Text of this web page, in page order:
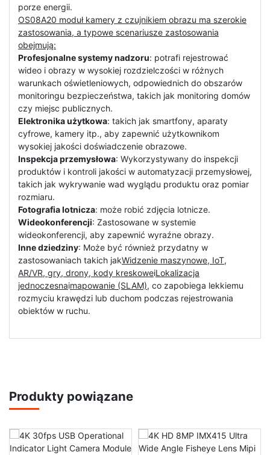
porze energii.
OS08A20 moduł kamery z czujnikiem obrazu ma szerokie
zastosowania, a typowe scenariusze zastosowania
obejmują:
Profesjonalne systemy nadzoru: potrafi rejestrować
wideo i obrazy w wysokiej rozdzielczości w różnych
warunkach oświetleniowych, odpowiednich do obszarów
monitoringu bezpieczeństwa, takich jak monitoring domów
czy miejsc publicznych.
Elektronika użytkowa: takich jak smartfony, aparaty
cyfrowe, kamery itp., aby zapewnić użytkownikom
wysokiej jakości doświadczenie obrazowe.
Inspekcja przemysłowa: Wykorzystywany do inspekcji
produktów i kontroli jakości w automatyzacji przemysłowej,
takich jak wykrywanie wad wyglądu produktu oraz pomiar
rozmiaru.
Fotografia lotnicza: może robić zdjęcia lotnicze.
Wideokonferencji: Zastosowane w systemie
wideokonferencji, aby zapewnić wyraźne obrazy.
Inne dziedziny: Może być również przydatny w
zastosowaniach takich jakWidzenie maszynowe, IoT,
AR/VR, gry, drony, kody kreskoweiLokalizacja
jednoczesnaimapowanie (SLAM), co zapobiega lekkiemu
rozmyciu krawędzi lub duchom podczas rejestrowania
obiektów w ruchu.
Produkty powiązane